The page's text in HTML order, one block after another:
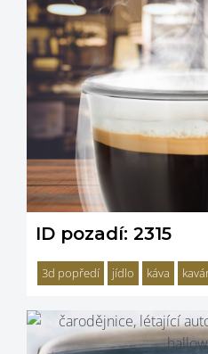
ID pozadí: 2315
3d popředí jídlo káva